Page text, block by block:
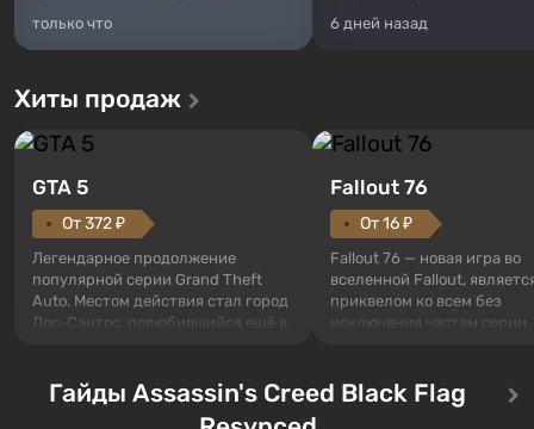
только что 6 дней назад
Хиты продаж
GTA 5
От 372 ₽
Легендарное продолжение
популярной серии Grand Theft
Auto. Местом действия стал город
Лос-Сантос, полюбившийся ещё в
сразу трех персонажей: Майкла,
Тревора и Франклина, между
Fallout 76
От 16 ₽
Fallout 76 — новая игра во
вселенной Fallout,
приквелом ко всем без
исключения частям серии.
Оно же, по задумке
Vault-Tec, должно
Гайды Assassin's Creed Black Flag